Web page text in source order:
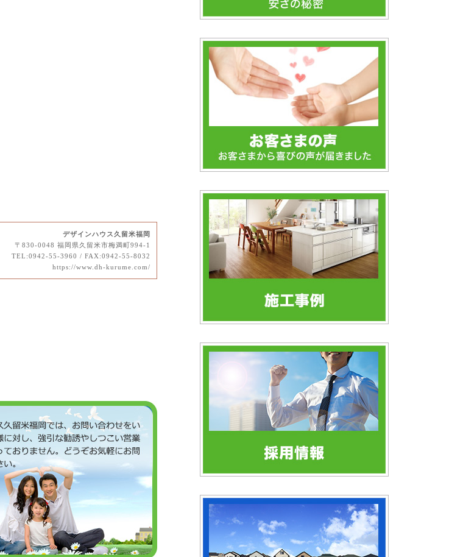
デザインハウス久留米福岡
〒830-0048 福岡県久留米市梅満町994-1
TEL:0942-55-3960 / FAX:0942-55-8032
https://www.dh-kurume.com/